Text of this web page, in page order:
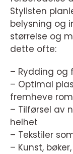
Stylisten
belysning og
størrelse og
dette ofte:
– Rydding og
– Optimal
fremheve
– Tilførsel av
helhet
– Tekstiler
– Kunst,